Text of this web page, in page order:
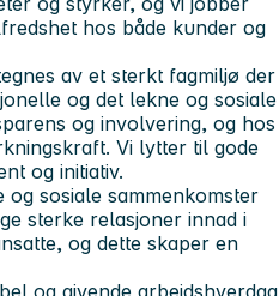
hos både kunder og
av et sterkt fagmiljø der
og det lekne og sosiale
og involvering, og hos
Vi lytter til gode
og initiativ.
sosiale sammenkomster
sterke relasjoner innad i
og dette skaper en
og givende arbeidshverdag